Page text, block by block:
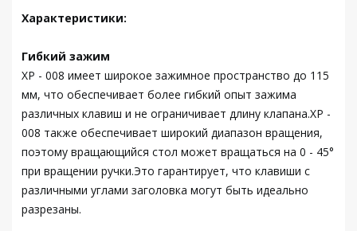
Характеристики:
Гибкий зажим
XP - 008 имеет широкое зажимное пространство до 115
мм, что обеспечивает более гибкий опыт зажима
различных клавиш и не ограничивает длину клапана.XP -
008 также обеспечивает широкий диапазон вращения,
поэтому вращающийся стол может вращаться на 0 - 45°
при вращении ручки.Это гарантирует, что клавиши с
различными углами заголовка могут быть идеально
разрезаны.